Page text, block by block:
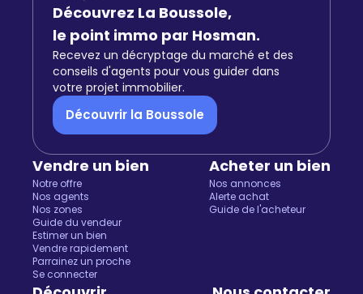
Découvrez La Boussole,
le point immo par Hosman.
Recevez un décryptage du marché et des
conseils d'agents pour vous guider dans
votre projet immobilier.
Découvrir la Boussole
Vendre un bien
Notre offre
Nos agents
Nos zones
Guide du vendeur
Estimer un bien
Vendre rapidement
Parrainez un proche
Se connecter
Acheter un bien
Nos annonces
Alerte achat
Guide de l'acheteur